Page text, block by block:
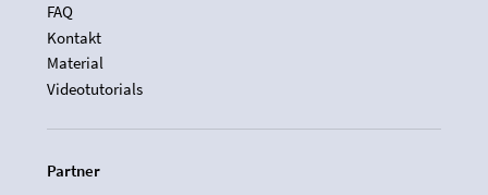
FAQ
Kontakt
Material
Videotutorials
Partner